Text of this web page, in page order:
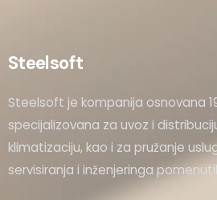
Steelsoft
Steelsoft je kompanija osnovana
specijalizovana za uvoz i
klimatizaciju, kao i za pružanje
servisiranja i inženjeringa